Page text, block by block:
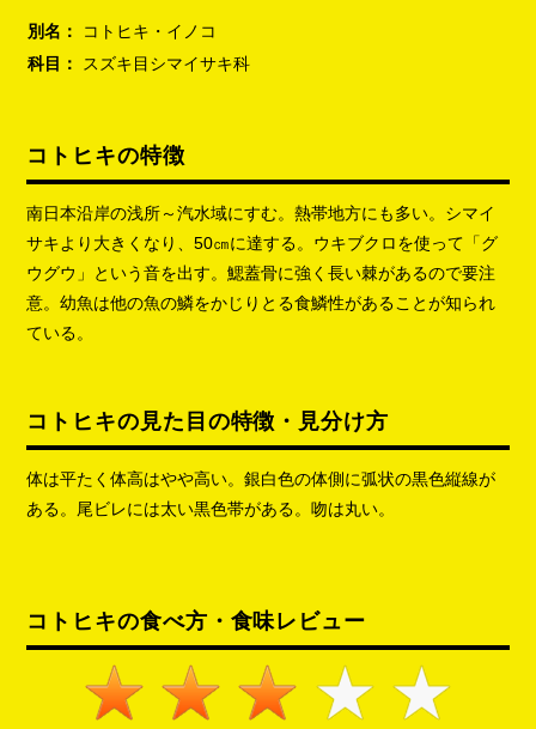
別名：
コトヒキ・イノコ
科目：
スズキ目シマイサキ科
コトヒキの特徴
南日本沿岸の浅所～汽水域にすむ。熱帯地方にも多い。シマイ
サキより大きくなり、50㎝に達する。ウキブクロを使って「グ
ウグウ」という音を出す。鰓蓋骨に強く長い棘があるので要注
意。幼魚は他の魚の鱗をかじりとる食鱗性があることが知られ
ている。
コトヒキの見た目の特徴・見分け方
体は平たく体高はやや高い。銀白色の体側に弧状の黒色縦線が
ある。尾ビレには太い黒色帯がある。吻は丸い。
コトヒキの食べ方・食味レビュー